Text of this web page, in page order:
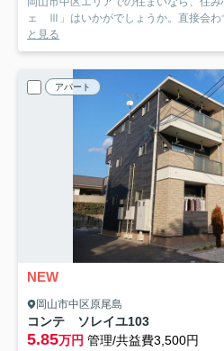
ェ Ⅲ」はいかがでしょうか。直接会わ
と見る
アパート
NEW
岡山市中区原尾島
コンテ ソレイユ103
5.85万円 管理/共益費3,500円